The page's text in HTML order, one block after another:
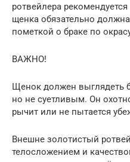
ротвейлера
щенка обязательно
пометкой о браке по
ВАЖНО!
Щенок должен выглядеть
но не суетливым. Он
рычит или не пытается
Внешне золотистый
телосложением и